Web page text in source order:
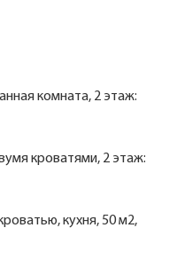
комната, 2 этаж:
кроватями, 2 этаж:
кухня, 50 м2,